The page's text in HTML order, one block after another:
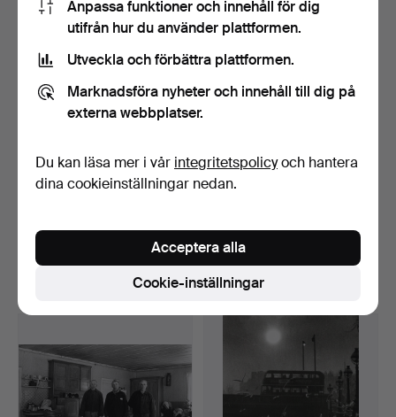
Utvalt
1945-.
SILVERGELATINKOPIA,…
13 bud
1945-.
SILVERGELATINKOPIA,…
Klubbades 12 apr 2026
23 bud
274 USD
Anpassa funktioner och innehåll för dig
utifrån hur du använder plattformen.
Utveckla och förbättra plattformen.
Marknadsföra nyheter och innehåll till dig på
externa webbplatser.
Du kan läsa mer i vår integritetspolicyoch hantera
dina cookieinställningar nedan.
Cookie-inställningar
Acceptera alla